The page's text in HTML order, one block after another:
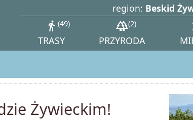
region: Beskid
directions_walk 49
TRASY
forest 2
PRZYRODA
Żywieckim!